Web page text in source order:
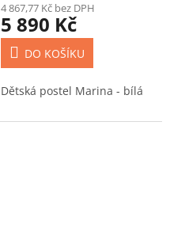
4 867,77 Kč bez DPH
5 890 Kč
DO KOŠÍKU
Dětská postel Marina - bílá